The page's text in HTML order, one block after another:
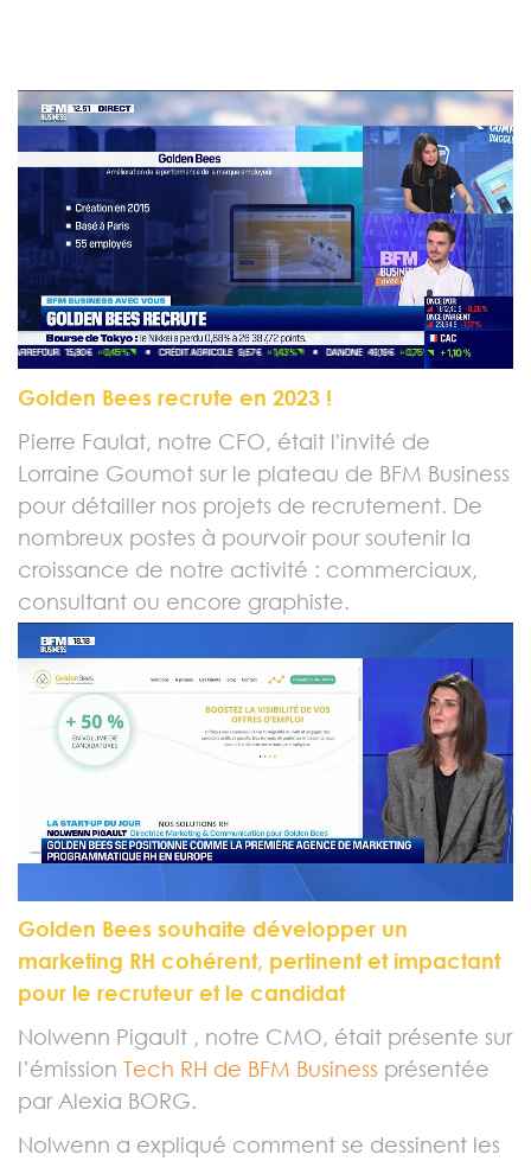
Golden Bees recrute en 2023 !
Pierre Faulat, notre CFO, était l'invité de
Lorraine Goumot sur le plateau de BFM Business
pour détailler nos projets de recrutement. De
nombreux postes à pourvoir pour soutenir la
croissance de notre activité : commerciaux,
consultant ou encore graphiste.
Golden Bees souhaite développer un
marketing RH cohérent, pertinent et impactant
pour le recruteur et le candidat
Nolwenn Pigault , notre CMO, était présente sur
l’émission Tech RH de BFM Business présentée
par Alexia BORG.
Nolwenn a expliqué comment se dessinent les